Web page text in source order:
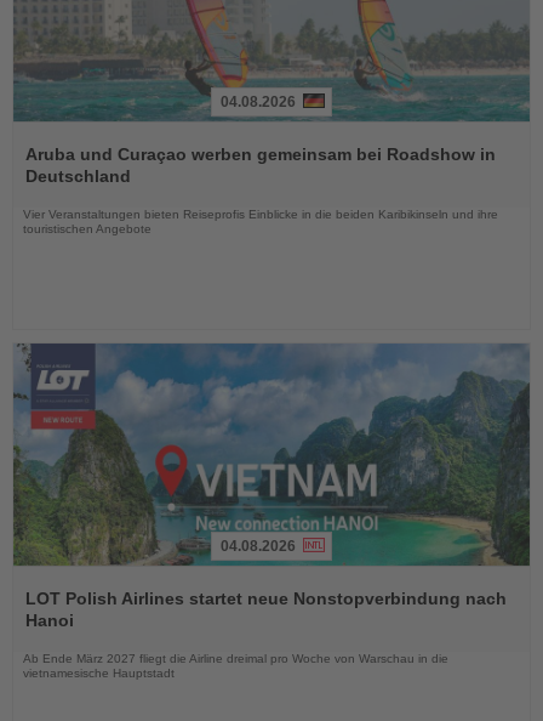
Sie
die
04.08.2026
Aruba und Curaçao werben gemeinsam bei Roadshow in
Deutschland
Vier Veranstaltungen bieten Reiseprofis Einblicke in die beiden Karibikinseln und ihre
touristischen Angebote
Sie
die
04.08.2026
LOT Polish Airlines startet neue Nonstopverbindung nach
Hanoi
Ab Ende März 2027 fliegt die Airline dreimal pro Woche von Warschau in die
vietnamesische Hauptstadt